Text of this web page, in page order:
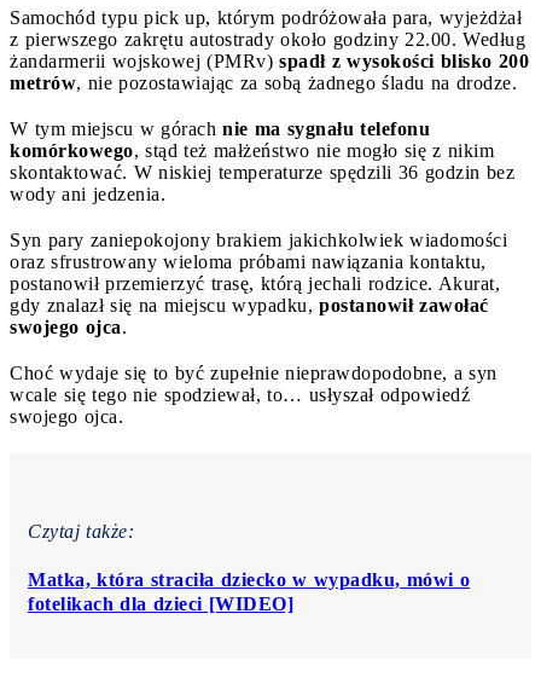
Samochód typu pick up, którym podróżowała para, wyjeżdżał
z pierwszego zakrętu autostrady około godziny 22.00. Według
żandarmerii wojskowej (PMRv) spadł z wysokości blisko 200
metrów, nie pozostawiając za sobą żadnego śladu na drodze.
W tym miejscu w górach nie ma sygnału telefonu
komórkowego, stąd też małżeństwo nie mogło się z nikim
skontaktować. W niskiej temperaturze spędzili 36 godzin bez
wody ani jedzenia.
Syn pary zaniepokojony brakiem jakichkolwiek wiadomości
oraz sfrustrowany wieloma próbami nawiązania kontaktu,
postanowił przemierzyć trasę, którą jechali rodzice. Akurat,
gdy znalazł się na miejscu wypadku, postanowił zawołać
swojego ojca.
Choć wydaje się to być zupełnie nieprawdopodobne, a syn
wcale się tego nie spodziewał, to… usłyszał odpowiedź
swojego ojca.
Czytaj także:
Matka, która straciła dziecko w wypadku, mówi o
fotelikach dla dzieci [WIDEO]